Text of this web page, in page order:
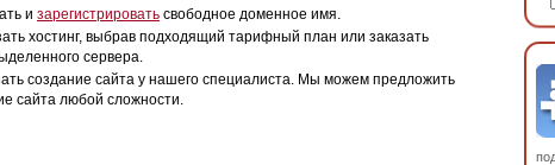
и зарегистрировать свободное доменное имя.
хостинг, выбрав подходящий тарифный план или заказать
сервера.
создание сайта у нашего специалиста. Мы можем предложить
сайта любой сложности.